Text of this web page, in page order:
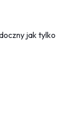
jak tylko